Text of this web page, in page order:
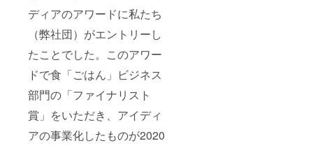
ディアのアワードに私たち
（弊社団）がエントリーし
たことでした。このアワー
ドで食「ごはん」ビジネス
部門の「ファイナリスト
賞」をいただき、アイディ
アの事業化したものが2020